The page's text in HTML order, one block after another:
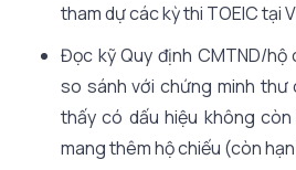
tham dự các kỳ thi TOEIC tại
Đọc kỹ Quy định CMTND/hộ
so sánh với chứng minh thư
thấy có dấu hiệu không
mang thêm hộ chiếu (còn